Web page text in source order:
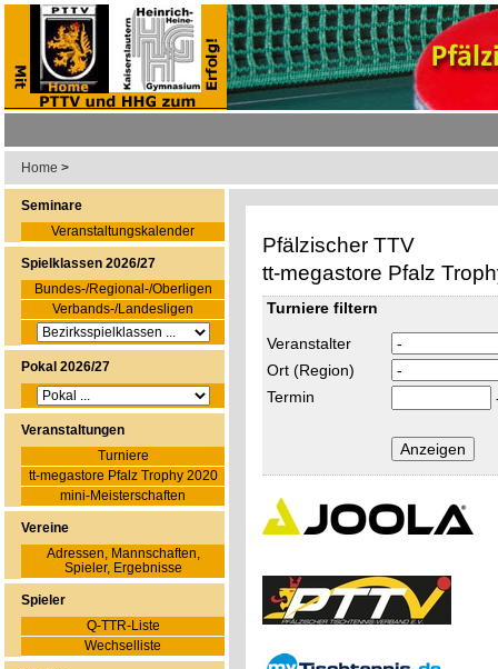
Home >
Seminare
Veranstaltungskalender
Spielklassen 2026/27
Bundes-/Regional-/Oberligen
Verbands-/Landesligen
Pokal 2026/27
Veranstaltungen
Turniere
tt-megastore Pfalz Trophy 2020
mini-Meisterschaften
Vereine
Adressen, Mannschaften,
Spieler, Ergebnisse
Spieler
Q-TTR-Liste
Wechselliste
Pfälzischer TTV
tt-megastore Pfalz
Turniere filtern
Veranstalter
Ort (Region)
Termin